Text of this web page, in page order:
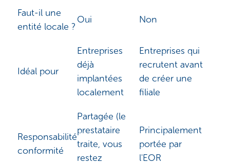
Faut-il une
entité locale ?
Oui Non
Idéal pour
Entreprises
déjà
implantées
localement
Entreprises qui
recrutent avant
de créer une
filiale
Responsabilité
conformité
Partagée (le
prestataire
traite, vous
restez
Principalement
portée par
l'EOR